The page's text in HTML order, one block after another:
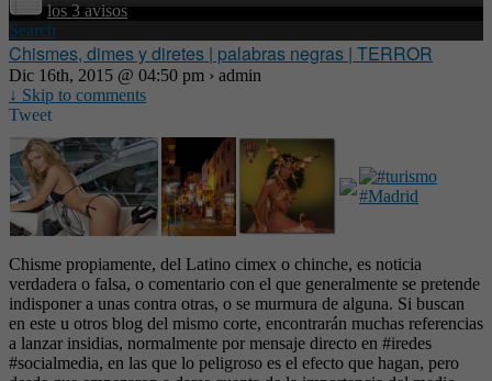
los 3 avisos
Search
Chismes, dimes y diretes | palabras negras | TERROR
Dic 16th, 2015 @ 04:50 pm › admin
↓ Skip to comments
Tweet
Chisme propiamente, del Latino cimex o chinche, es noticia
verdadera o falsa, o comentario con el que generalmente se pretende
indisponer a unas contra otras, o se murmura de alguna. Si buscan
en este u otros blog del mismo corte, encontrarán muchas referencias
a lanzar insidias, normalmente por mensaje directo en #iredes
#socialmedia, en las que lo peligroso es el efecto que hagan, pero